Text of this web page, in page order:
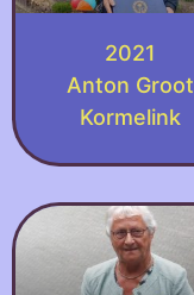
2021
Anton Groot
Kormelink